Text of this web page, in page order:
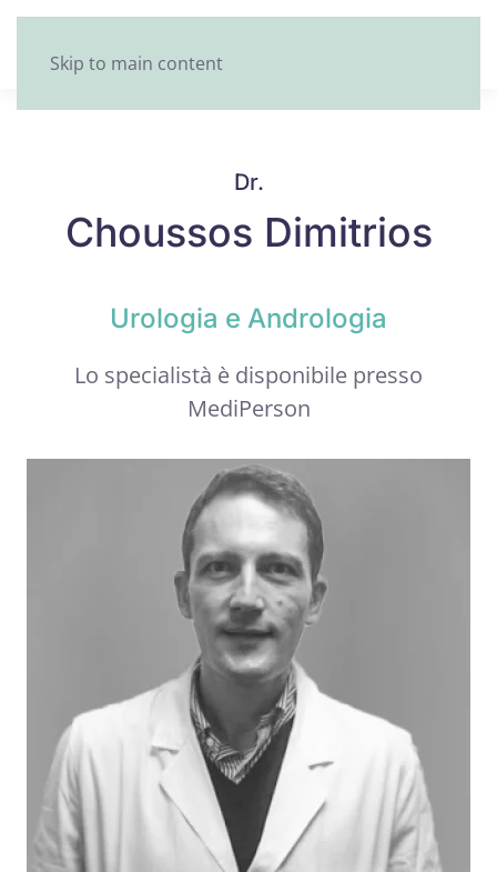
Skip to main content
Dr.
Choussos Dimitrios
Urologia e Andrologia
Lo specialistà è disponibile presso
MediPerson